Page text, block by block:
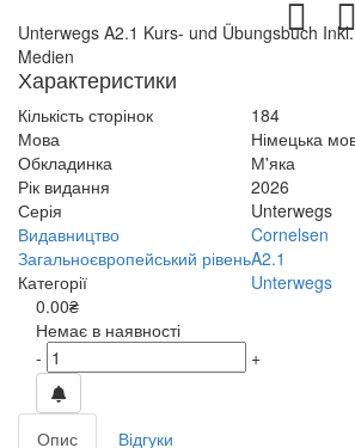
Unterwegs A2.1 Kurs- und Übungsbuch
Medien
Характеристики
Кількість сторінок
184
Мова
Німецька
Обкладинка
М'яка
Рік видання
2026
Серія
Unterwegs
Видавництво
Cornelsen
Загальноєвропейський рівеньA2.1
Категорії
Unterwegs
0.00₴
Немає в наявності
-
+
Опис
Відгуки